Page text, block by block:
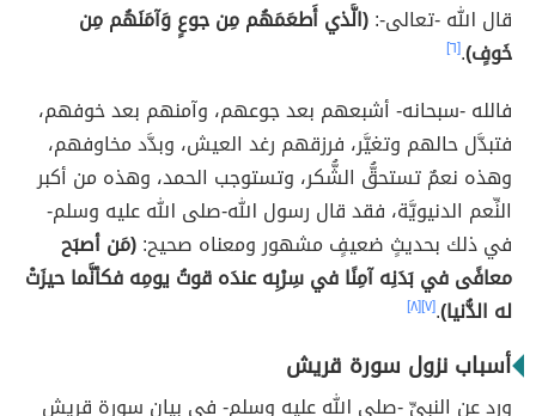
قال الله -تعالى-:(الَّذي أَطعَمَهُم مِن جوعٍ وَآمَنَهُم مِن
خَوفٍ).[٦]
فالله -سبحانه- أشبعهم بعد جوعهم، وآمنهم بعد خوفهم،
فتبدَّل حالهم وتغيَّر، فرزقهم رغد العيش، وبدَّد مخاوفهم،
وهذه نعمٌ تستحقُّ الشُّكر، وتستوجب الحمد، وهذه من أكبر
النِّعم الدنيويَّة، فقد قال رسول الله-صلى الله عليه وسلم-
في ذلك بحديثٍ ضعيفٍ مشهور ومعناه صحيح:(مَن أصبَح
معافًى في بَدَنِه آمِنًا في سِرْبِه عندَه قوتُ يومِه فكأنَّما حيزَتْ
له الدُّنيا).[٧] [٨]
أسباب نزول سورة قريش
ورد عن النبيِّ -صلى الله عليه وسلم- في بيان سورة قريش